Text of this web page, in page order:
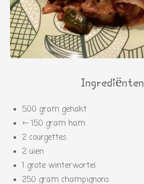
Ingrediënten
500 gram gehakt
+- 150 gram ham
2 courgettes
2 uien
1 grote winterwortel
250 gram champignons